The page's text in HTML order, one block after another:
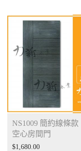
NS1009 簡約線條款
空心房間門
$1,680.00